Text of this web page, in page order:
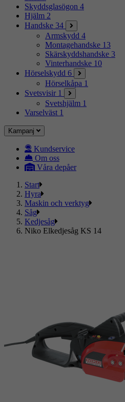
Skyddsglasögon 4
Hjälm 2
Handske 34
Armskydd 4
Montagehandske 13
Skärskyddshandske 3
Vinterhandske 10
Hörselskydd 6
Hörselkåpa 1
Svetsvisir 1
Svetshjälm 1
Varselväst 1
Kampanj
Kundservice
Om oss
Våra depåer
Start
Hyra
Maskin och verktyg
Såg
Kedjesåg
Niko Elkedjesåg KS 14